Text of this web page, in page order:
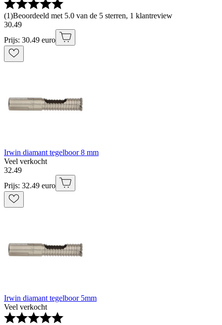
(1)Beoordeeld met 5.0 van de 5 sterren, 1 klantreview
30.49
Prijs: 30.49 euro
Irwin diamant tegelboor 8 mm
Veel verkocht
32.49
Prijs: 32.49 euro
Irwin diamant tegelboor 5mm
Veel verkocht